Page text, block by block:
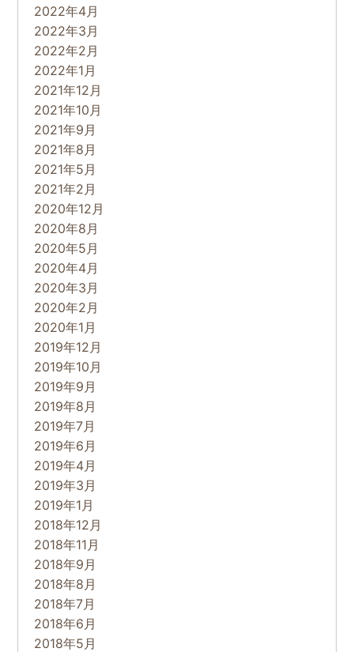
2022年4月
2022年3月
2022年2月
2022年1月
2021年12月
2021年10月
2021年9月
2021年8月
2021年5月
2021年2月
2020年12月
2020年8月
2020年5月
2020年4月
2020年3月
2020年2月
2020年1月
2019年12月
2019年10月
2019年9月
2019年8月
2019年7月
2019年6月
2019年4月
2019年3月
2019年1月
2018年12月
2018年11月
2018年9月
2018年8月
2018年7月
2018年6月
2018年5月